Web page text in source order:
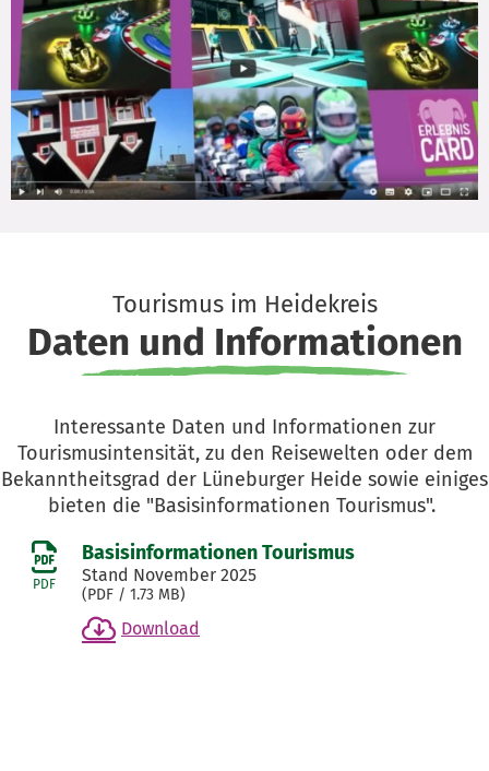
Tourismus im Heidekreis
Daten und Informationen
Interessante Daten und Informationen zur
Tourismusintensität, zu den Reisewelten oder dem
Bekanntheitsgrad der Lüneburger Heide sowie einiges
bieten die "Basisinformationen Tourismus".
PDF
Basisinformationen Tourismus
Stand November 2025
(PDF / 1.73 MB)
Download